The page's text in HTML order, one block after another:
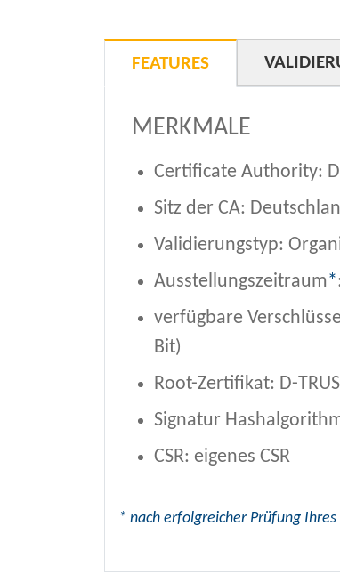
FEATURES
MERKMALE
Certificate Authority:
Sitz der CA:
Validierungstyp:
Ausstellungszeitraum*
verfügbare
Bit)
Root-Zertifikat: D-
Signatur
CSR: eigenes CSR
* nach erfolgreicher Prüfung Ihres